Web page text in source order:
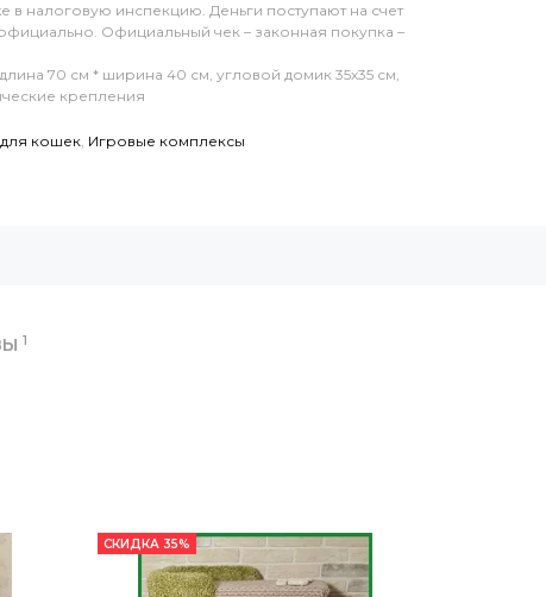
в налоговую инспекцию. Деньги поступают на счет
Официальный чек – законная покупка –
70 см * ширина 40 см, угловой домик 35х35 см,
крепления
кошек, Игровые комплексы
1
СКИДКА 35%